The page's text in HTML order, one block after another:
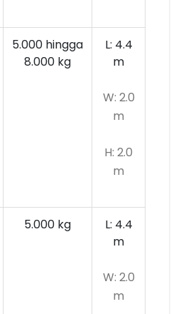
5.000 hingga
8.000 kg
L: 4.4
m
W: 2.0
m
H: 2.0
m
5.000 kg
L: 4.4
m
W: 2.0
m